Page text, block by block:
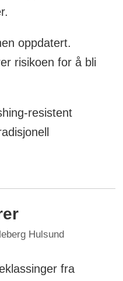
oppdatert.
risikoen for å bli
resistent
Hulsund
fra